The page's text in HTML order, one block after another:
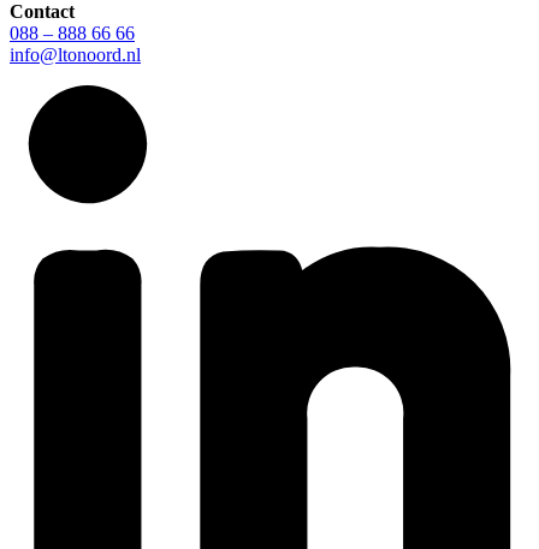
Contact
088 – 888 66 66
info@ltonoord.nl